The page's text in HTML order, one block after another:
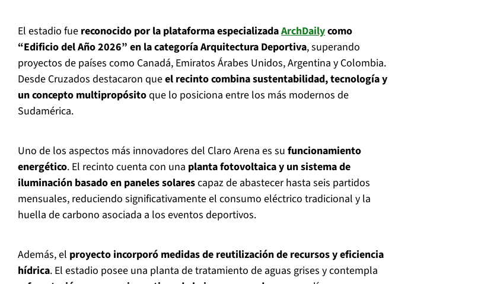
El estadio fue reconocido por la plataforma especializadaArchDailycomo
“Edificio del Año 2026” en la categoría Arquitectura Deportiva, superando
proyectos de países como Canadá, Emiratos Árabes Unidos, Argentina y Colombia.
Desde Cruzados destacaron queel recinto combina sustentabilidad, tecnología y
un concepto multipropósitoque lo posiciona entre los más modernos de
Sudamérica.
Uno de los aspectos más innovadores del Claro Arena es su funcionamiento
energético. El recinto cuenta con una planta fotovoltaica y un sistema de
iluminación basado en paneles solarescapaz de abastecer hasta seis partidos
mensuales, reduciendo significativamente el consumo eléctrico tradicional y la
huella de carbono asociada a los eventos deportivos.
Además, el proyecto incorporó medidas de reutilización de recursos y eficiencia
hídrica. El estadio posee una planta de tratamiento de aguas grises y contempla